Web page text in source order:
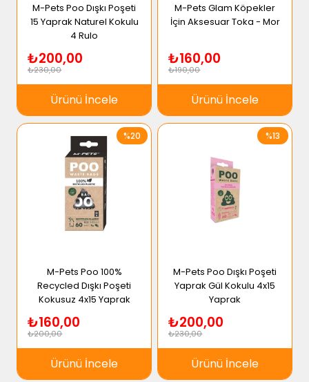
M-Pets Poo Dışkı Poşeti
15 Yaprak Naturel Kokulu
4 Rulo
₺200,00
₺230,00
Ürünü İncele
M-Pets Glam Köpekler
İçin Aksesuar Toka - Mor
₺160,00
₺190,00
Ürünü İncele
M-Pets Poo 100%
Recycled Dışkı Poşeti
Kokusuz 4x15 Yaprak
₺160,00
₺200,00
Ürünü İncele
%20
M-Pets Poo Dışkı Poşeti
Yaprak Gül Kokulu 4x15
Yaprak
₺200,00
₺230,00
Ürünü İncele
%13